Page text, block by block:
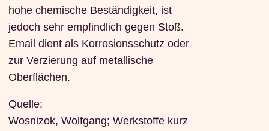
hohe chemische Beständigkeit, ist
jedoch sehr empfindlich gegen Stoß.
Email dient als Korrosionsschutz oder
zur Verzierung auf metallische
Oberflächen.
Quelle;
Wosnizok, Wolfgang; Werkstoffe kurz